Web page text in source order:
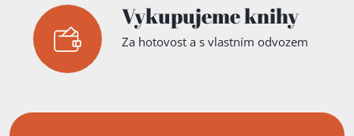
Vykupujeme knihy
Za hotovost a s vlastním odvozem